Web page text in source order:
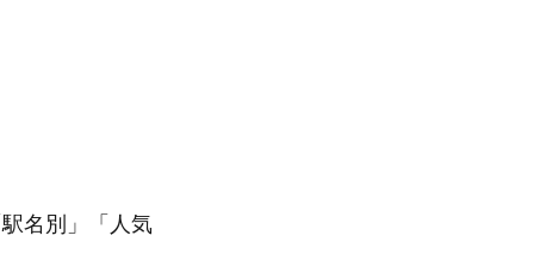
名別」「人気